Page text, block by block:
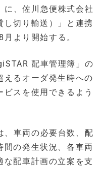
に、佐川急便株式会社
し切り輸送）」と連携
より開始する。
配車管理簿」の
えるオーダ発生時への
スを使用できるよう
、車両の必要台数、配
間の発生状況、各車両
な配車計画の立案を支